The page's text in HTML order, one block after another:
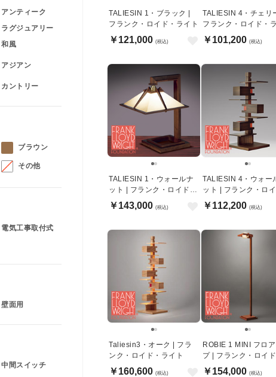
TALIESIN 1・ブラック |
フランク・ロイド・ライト
￥121,000 (税込)
TALIESIN 4・チェリ
フランク・ロイド・
￥101,200 (税込)
TALIESIN 1・ウォールナ
ット | フランク・ロイド・
ライト
￥143,000 (税込)
TALIESIN 4・ウォー
ット | フランク・ロイ
ライト
￥112,200 (税込)
Taliesin3・オーク | フラ
ンク・ロイド・ライト
￥160,600 (税込)
ROBIE 1 MINI フロ
プ | フランク・ロイド
イト
￥154,000 (税込)
アンティーク
ラグジュアリー
和風
アジアン
カントリー
ブラウン
その他
電気工事取付式
壁面用
中間スイッチ